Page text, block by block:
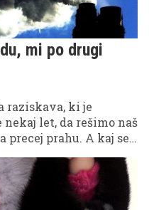
mi po drugi
raziskava, ki je
nekaj let, da rešimo naš
precej prahu. A kaj se
od nas zahtevajo